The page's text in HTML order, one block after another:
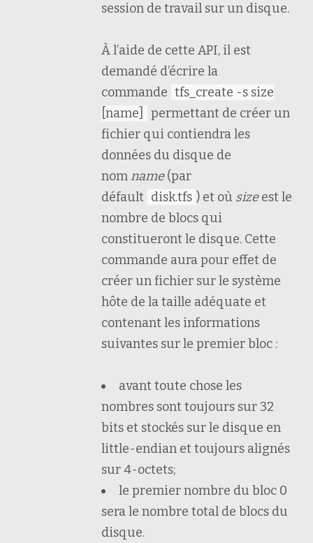
session de travail sur un disque.
À l’aide de cette API, il est
demandé d’écrire la
commande tfs_create -s size
[name]
permettant de créer un
fichier qui contiendra les
données du disque de
nomname(par
défault disk.tfs ) et où sizeest le
nombre de blocs qui
constitueront le disque. Cette
commande aura pour effet de
créer un fichier sur le système
hôte de la taille adéquate et
contenant les informations
suivantes sur le premier bloc :
avant toute chose les
nombres sont toujours sur 32
bits et stockés sur le disque en
little-endian et toujours alignés
sur 4-octets;
le premier nombre du bloc 0
sera le nombre total de blocs du
disque.